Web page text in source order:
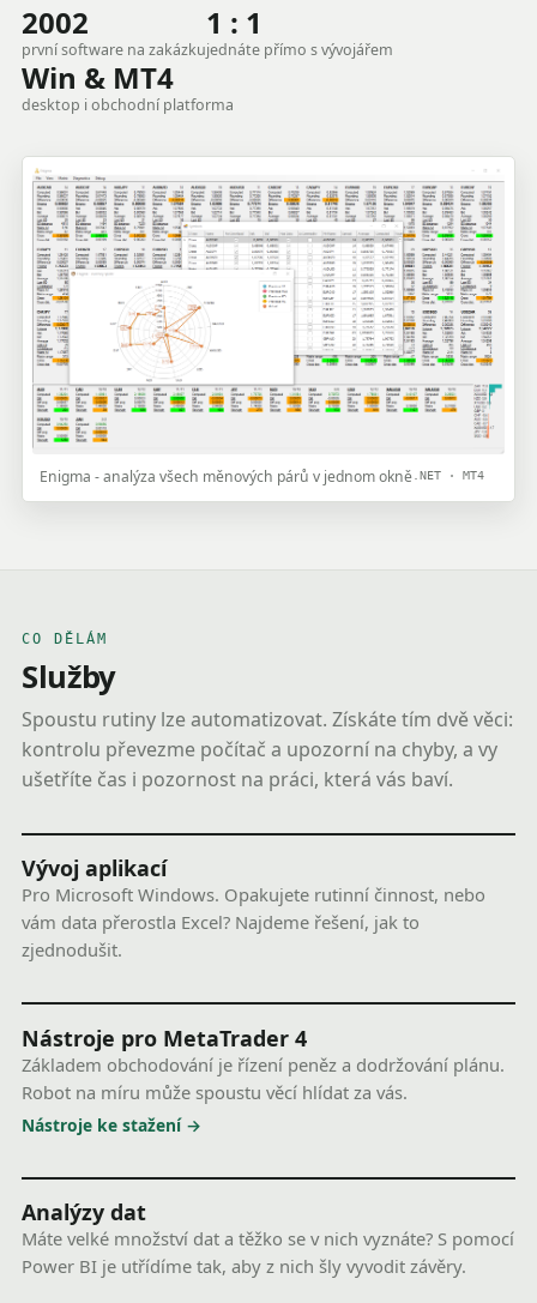
2002
první software na zakázku
1 : 1
jednáte přímo s vývojářem
Win & MT4
desktop i obchodní platforma
Enigma - analýza všech měnových párů v jednom okně.NET · MT4
CO DĚLÁM
Služby
Spoustu rutiny lze automatizovat. Získáte tím dvě věci:
kontrolu převezme počítač a upozorní na chyby, a vy
ušetříte čas i pozornost na práci, která vás baví.
Vývoj aplikací
Pro Microsoft Windows. Opakujete rutinní činnost, nebo
vám data přerostla Excel? Najdeme řešení, jak to
zjednodušit.
Nástroje pro MetaTrader 4
Základem obchodování je řízení peněz a dodržování plánu.
Robot na míru může spoustu věcí hlídat za vás.
Nástroje ke stažení
Analýzy dat
Máte velké množství dat a těžko se v nich vyznáte? S pomocí
Power BI je utřídíme tak, aby z nich šly vyvodit závěry.